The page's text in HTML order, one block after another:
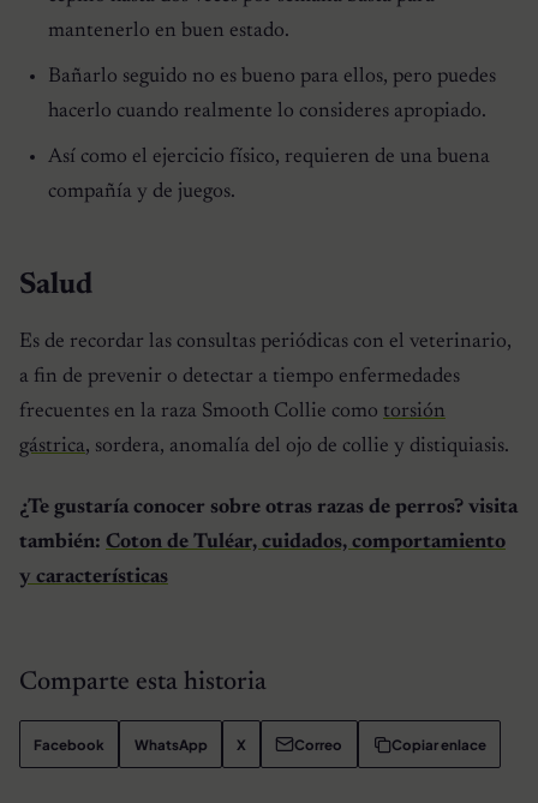
mantenerlo en buen estado.
Bañarlo seguido no es bueno para ellos, pero puedes
hacerlo cuando realmente lo consideres apropiado.
Así como el ejercicio físico, requieren de una buena
compañía y de juegos.
Salud
Es de recordar las consultas periódicas con el veterinario,
a fin de prevenir o detectar a tiempo enfermedades
frecuentes en la raza Smooth Collie como torsión
gástrica, sordera, anomalía del ojo de collie y distiquiasis.
¿Te gustaría conocer sobre otras razas de perros? visita
también: Coton de Tuléar, cuidados, comportamiento
y características
Comparte esta historia
Facebook WhatsApp X Correo Copiar enlace